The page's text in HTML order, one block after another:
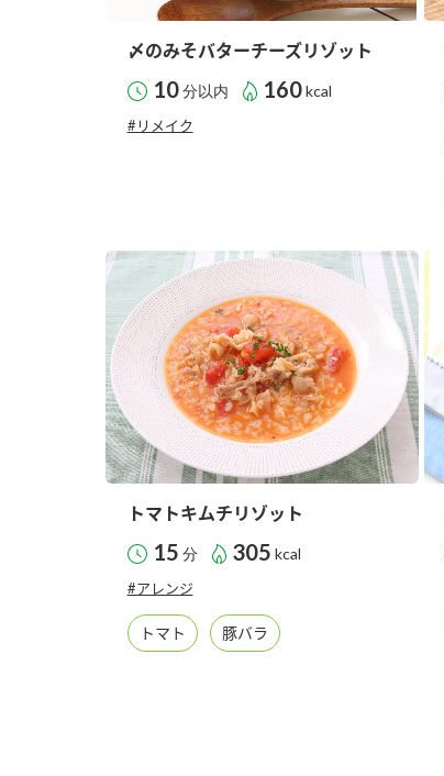
〆のみそバターチーズリゾット
10分以内 160 kcal
#リメイク
トマトキムチリゾット
15 分 305 kcal
#アレンジ
トマト 豚バラ